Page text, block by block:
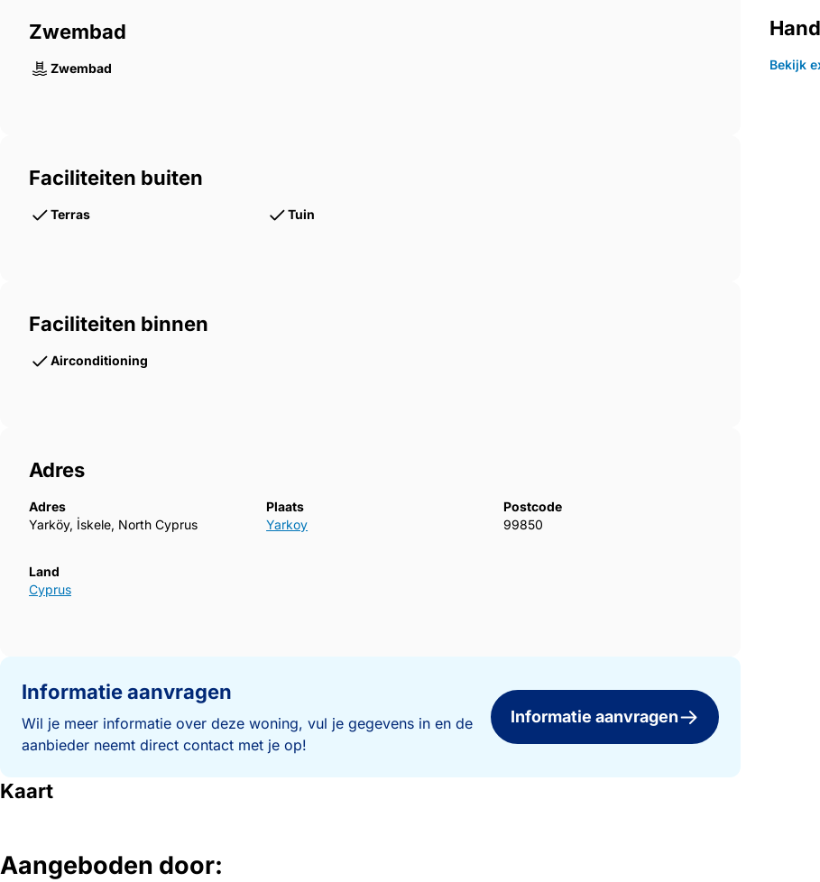
Zwembad
Zwembad
Faciliteiten buiten
Terras Tuin
Faciliteiten binnen
Airconditioning
Adres
Adres
Yarköy, İskele, North Cyprus
Plaats
Yarkoy
Postcode
99850
Land
Cyprus
Informatie aanvragen
Wil je meer informatie over deze woning, vul je gegevens in en de
aanbieder neemt direct contact met je op!
Informatie aanvragen
Kaart
Aangeboden door:
Bekijk